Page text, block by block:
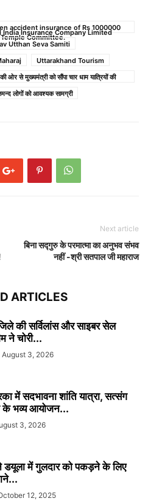
accident insurance of Rs 1000000
Insurance Company Limited
Committee.
Utthan Seva Samiti
Uttarakhand Tourism
ओर से मुख्यमंत्री को सौंपा चार धाम यात्रियों की
लोगों को आवश्यक सामग्री
Next article
बिना सद्गुरु के परमात्मा का अनुभव संभव
नहीं -श्री सतपाल जी महाराज
ARTICLES
की सर्विलांस और साइबर सेल
ने चोरी...
August 3, 2026
में सदभावना शांति यात्रा, सत्संग
के भव्य आयोजन...
3, 2026
डयूला में गुलदार को पकड़ने के लिए
12, 2025